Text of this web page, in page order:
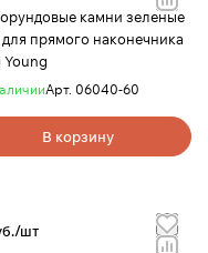
камни зеленые
прямого наконечника
Young
Арт. 06040-60
В корзину
шт